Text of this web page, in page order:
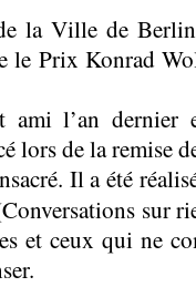
la Ville de
le Prix Konrad
l’an dernier
lors de la remise
Il a été
sur
et ceux qui ne